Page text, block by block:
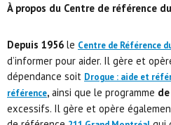
À propos du Centre de référence
Depuis 1956 le Centre de Référence
d’informer pour aider. Il gère et
dépendance soit Drogue : aide et
référence, ainsi que le programme de
excessifs. Il gère et opère